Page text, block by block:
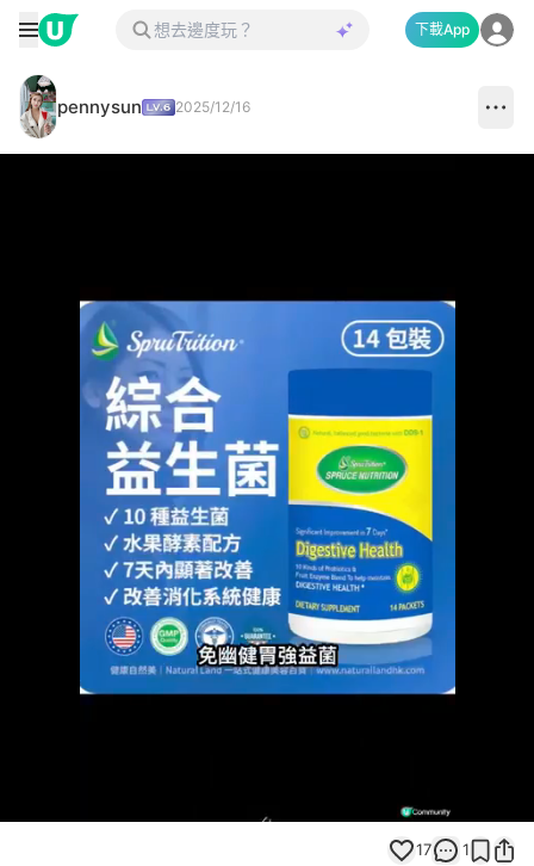
下載App
pennysun 2025/12/16
100.00%
17 1